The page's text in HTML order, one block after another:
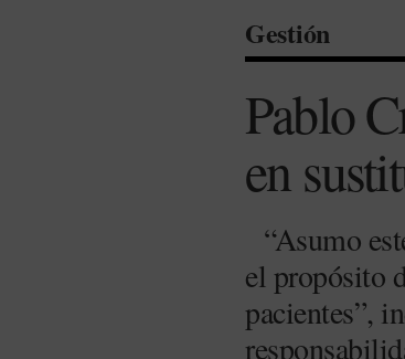
Gestión
Pablo
en
“Asumo
el propósito
pacientes”,